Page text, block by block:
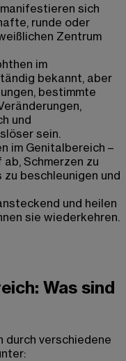
sich
runde oder
Zentrum
im
bekannt, aber
bestimmte
und
sein.
im Genitalbereich –
Schmerzen zu
beschleunigen und
und heilen
sie wiederkehren.
Was sind
durch verschiedene